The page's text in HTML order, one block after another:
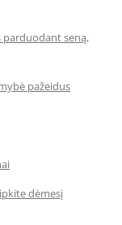
seną,
pažeidus
dėmesį